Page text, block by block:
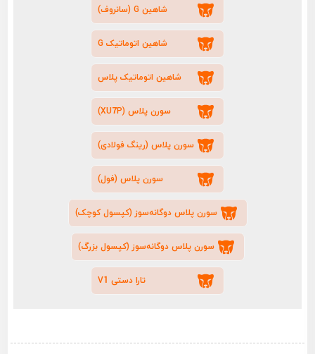
شاهین G (سانروف)
شاهین اتوماتیک G
شاهین اتوماتیک پلاس
سورن پلاس (XU7P)
سورن پلاس (رینگ فولادی)
سورن پلاس (فول)
سورن پلاس دوگانه‌سوز (کپسول کوچک)
سورن پلاس دوگانه‌سوز (کپسول بزرگ)
تارا دستی V1